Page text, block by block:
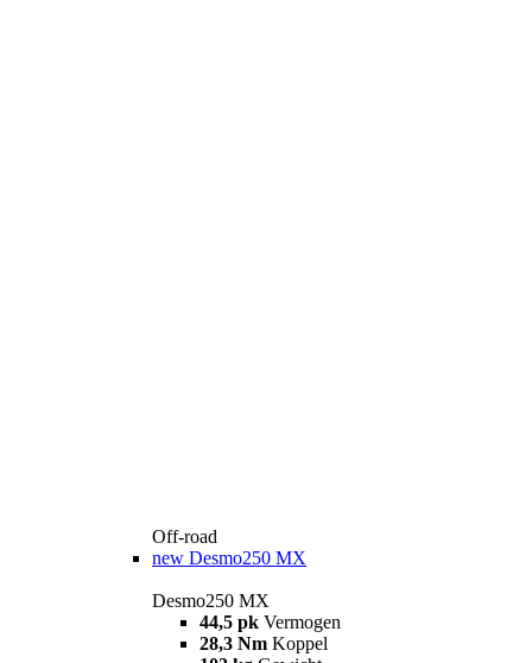
Off-road
new Desmo250 MX
Desmo250 MX
44,5 pk Vermogen
28,3 Nm Koppel